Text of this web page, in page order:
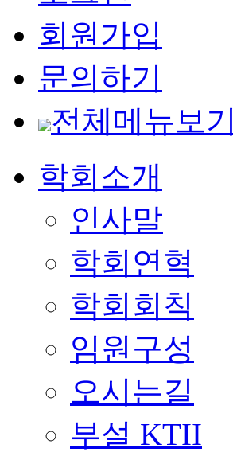
회원가입
문의하기
전체메뉴보기
학회소개
인사말
학회연혁
학회회칙
임원구성
오시는길
부설 KTII